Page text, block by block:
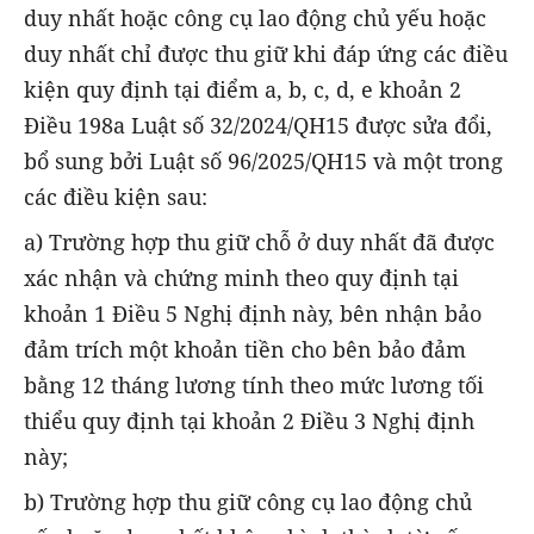
duy nhất hoặc công cụ lao động chủ yếu hoặc
duy nhất chỉ được thu giữ khi đáp ứng các điều
kiện quy định tại điểm a, b, c, d, e khoản 2
Điều 198a Luật số 32/2024/QH15 được sửa đổi,
bổ sung bởi Luật số 96/2025/QH15 và một trong
các điều kiện sau:
a) Trường hợp thu giữ chỗ ở duy nhất đã được
xác nhận và chứng minh theo quy định tại
khoản 1 Điều 5 Nghị định này, bên nhận bảo
đảm trích một khoản tiền cho bên bảo đảm
bằng 12 tháng lương tính theo mức lương tối
thiểu quy định tại khoản 2 Điều 3 Nghị định
này;
b) Trường hợp thu giữ công cụ lao động chủ